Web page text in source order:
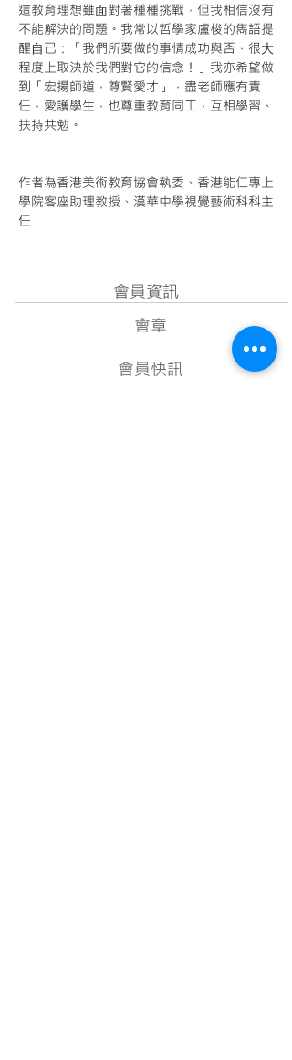
這教育理想雖⾯對著種種挑戰，但我相信沒有
不能解決的問題。我常以哲學家盧梭的雋語提
醒⾃己：「我們所要做的事情成功與否，很⼤
程度上取決於我們對它的信念！」我亦希望做
到「宏揚師道，尊賢愛才」，盡老師應有責
任，愛護學生，也尊重教育同工，互相學習、
扶持共勉。
作者為香港美術教育協會執委、香港能仁專上
學院客座助理教授、漢華中學視覺藝術科科主
任
會員資訊
會章
會員快訊